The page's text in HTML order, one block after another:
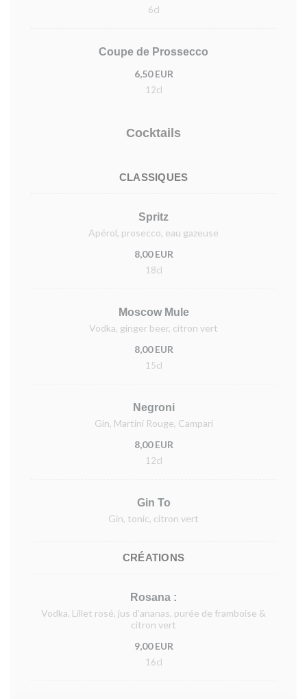
6cl
Coupe de Prossecco
6,50 EUR
12cl
Cocktails
CLASSIQUES
Spritz
Apérol, prosecco, eau gazeuse
8,00 EUR
18cl
Moscow Mule
Vodka, ginger beer, citron vert
8,00 EUR
15cl
Negroni
Gin, Martini Rouge, Campari
8,00 EUR
12cl
Gin To
Gin, tonic, citron vert
CRÉATIONS
Rosana :
Vodka, Lillet rosé, jus d'ananas, purée de framboise &
citron vert
9,00 EUR
16cl